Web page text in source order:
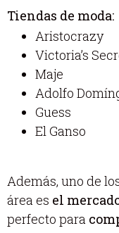
Tiendas de moda:
Aristocrazy
Victoria’s
Maje
Adolfo
Guess
El Ganso
Además, uno de
área es el
perfecto para